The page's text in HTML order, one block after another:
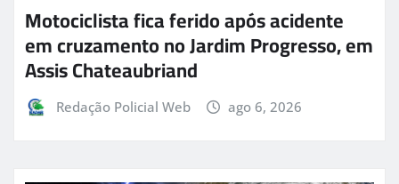
Motociclista fica ferido após acidente
em cruzamento no Jardim Progresso, em
Assis Chateaubriand
Redação Policial Web ago 6, 2026